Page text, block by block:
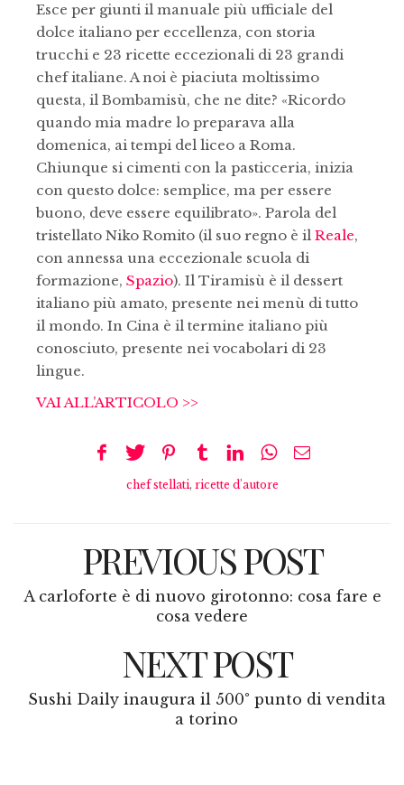
Esce per giunti il manuale più ufficiale del
dolce italiano per eccellenza, con storia
trucchi e 23 ricette eccezionali di 23 grandi
chef italiane. A noi è piaciuta moltissimo
questa, il Bombamisù, che ne dite? «Ricordo
quando mia madre lo preparava alla
domenica, ai tempi del liceo a Roma.
Chiunque si cimenti con la pasticceria, inizia
con questo dolce: semplice, ma per essere
buono, deve essere equilibrato». Parola del
tristellato Niko Romito (il suo regno è il Reale,
con annessa una eccezionale scuola di
formazione, Spazio). Il Tiramisù è il dessert
italiano più amato, presente nei menù di tutto
il mondo. In Cina è il termine italiano più
conosciuto, presente nei vocabolari di 23
lingue.
VAI ALL’ARTICOLO >>
chef stellati, ricette d'autore
PREVIOUS POST
A carloforte è di nuovo girotonno: cosa fare e
cosa vedere
NEXT POST
Sushi Daily inaugura il 500° punto di vendita
a torino